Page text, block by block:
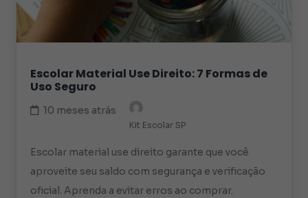
Escolar Material Use Direito: 7 Formas de
Uso Seguro
10 meses atrás
Kit Escolar SP
Escolar material use direito garante que você
aproveite seu saldo com segurança e verificação
oficial. Aprenda a evitar erros ao comprar.